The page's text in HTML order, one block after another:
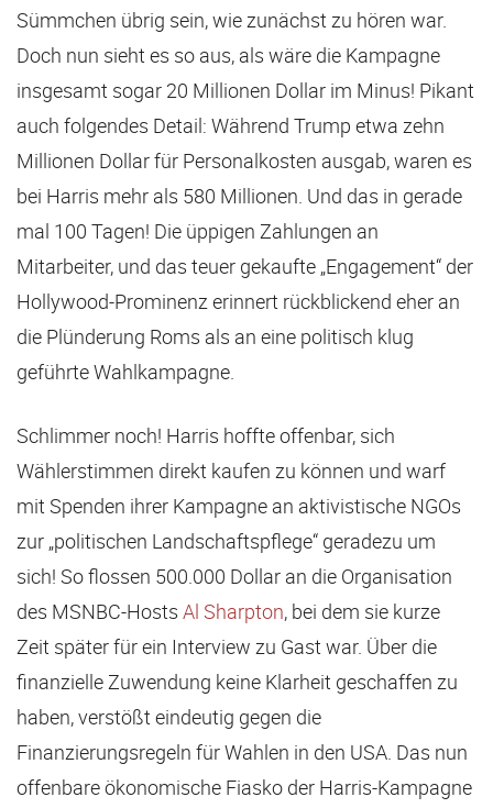
Sümmchen übrig sein, wie zunächst zu hören war.
Doch nun sieht es so aus, als wäre die Kampagne
insgesamt sogar 20 Millionen Dollar im Minus! Pikant
auch folgendes Detail: Während Trump etwa zehn
Millionen Dollar für Personalkosten ausgab, waren es
bei Harris mehr als 580 Millionen. Und das in gerade
mal 100 Tagen! Die üppigen Zahlungen an
Mitarbeiter, und das teuer gekaufte „Engagement“ der
Hollywood-Prominenz erinnert rückblickend eher an
die Plünderung Roms als an eine politisch klug
geführte Wahlkampagne.
Schlimmer noch! Harris hoffte offenbar, sich
Wählerstimmen direkt kaufen zu können und warf
mit Spenden ihrer Kampagne an aktivistische NGOs
zur „politischen Landschaftspflege“ geradezu um
sich! So flossen 500.000 Dollar an die Organisation
des MSNBC-Hosts Al Sharpton, bei dem sie kurze
Zeit später für ein Interview zu Gast war. Über die
finanzielle Zuwendung keine Klarheit geschaffen zu
haben, verstößt eindeutig gegen die
Finanzierungsregeln für Wahlen in den USA. Das nun
offenbare ökonomische Fiasko der Harris-Kampagne